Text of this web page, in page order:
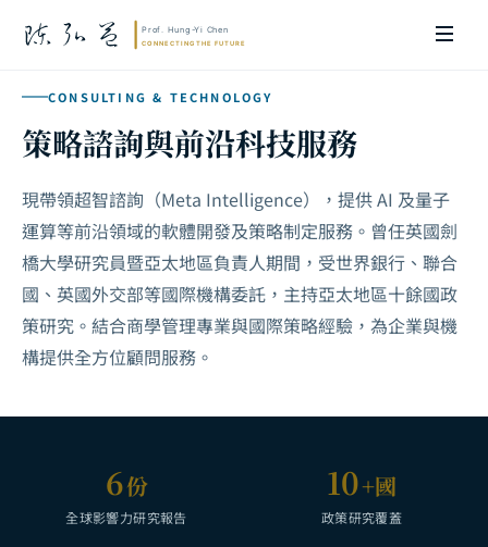
CONSULTING & TECHNOLOGY
策略諮詢與前沿科技服務
現帶領超智諮詢（Meta Intelligence），提供 AI 及量子
運算等前沿領域的軟體開發及策略制定服務。曾任英國劍
橋大學研究員暨亞太地區負責人期間，受世界銀行、聯合
國、英國外交部等國際機構委託，主持亞太地區十餘國政
策研究。結合商學管理專業與國際策略經驗，為企業與機
構提供全方位顧問服務。
6份
全球影響力研究報告
10+國
政策研究覆蓋